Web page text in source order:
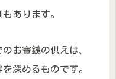
あります。
お賽銭の供えは、
深めるものです。